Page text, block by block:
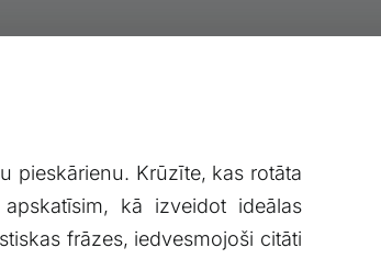
pieskārienu. Krūzīte, kas rotāta
kā ​izveidot ideālas
frāzes, iedvesmojoši citāti